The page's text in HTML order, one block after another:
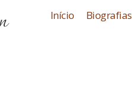
Início Biografias